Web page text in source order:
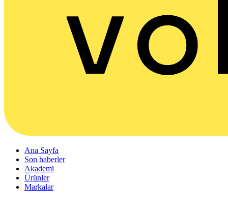
Ana Sayfa
Son haberler
Akademi
Ürünler
Markalar